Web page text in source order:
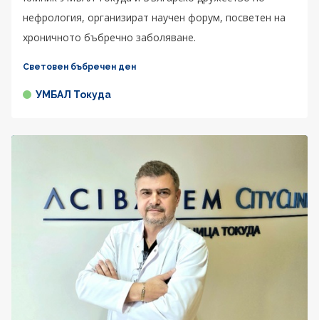
нефрология, организират научен форум, посветен на
хроничното бъбречно заболяване.
Световен бъбречен ден
УМБАЛ Токуда